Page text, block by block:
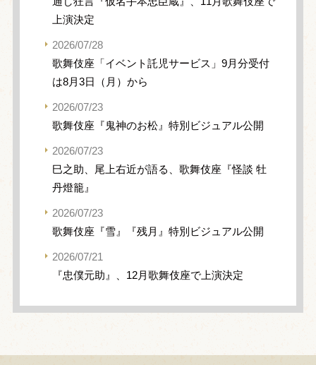
上演決定
2026/07/28
歌舞伎座「イベント託児サービス」9月分受付
は8月3日（月）から
2026/07/23
歌舞伎座『鬼神のお松』特別ビジュアル公開
2026/07/23
巳之助、尾上右近が語る、歌舞伎座『怪談 牡
丹燈籠』
2026/07/23
歌舞伎座『雪』『残月』特別ビジュアル公開
2026/07/21
『忠僕元助』、12月歌舞伎座で上演決定